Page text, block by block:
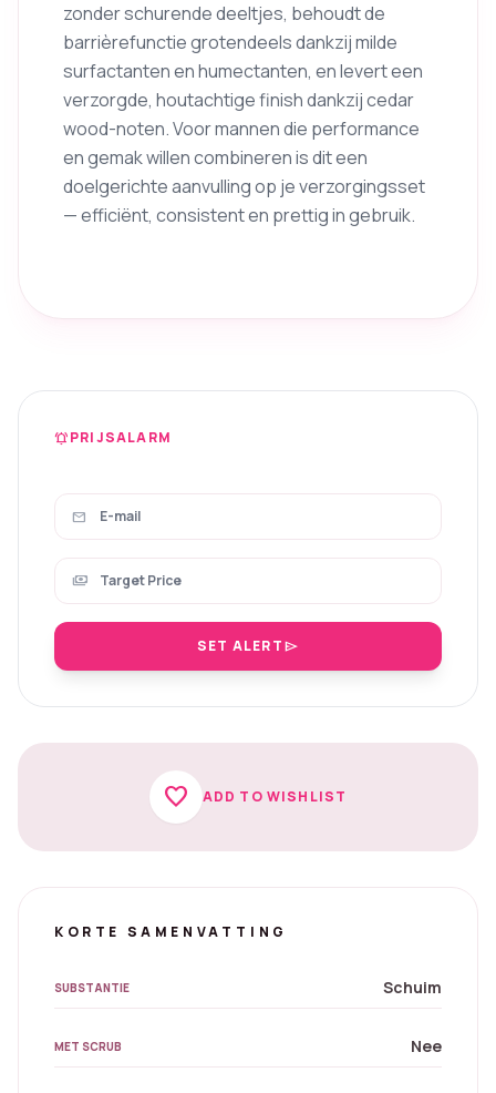
zonder schurende deeltjes, behoudt de
barrièrefunctie grotendeels dankzij milde
surfactanten en humectanten, en levert een
verzorgde, houtachtige finish dankzij cedar
wood-noten. Voor mannen die performance
en gemak willen combineren is dit een
doelgerichte aanvulling op je verzorgingsset
— efficiënt, consistent en prettig in gebruik.
notifications_activePRIJSALARM
mail
payments
SET ALERTsend
favorite ADD TO WISHLIST
KORTE SAMENVATTING
SUBSTANTIE Schuim
MET SCRUB Nee